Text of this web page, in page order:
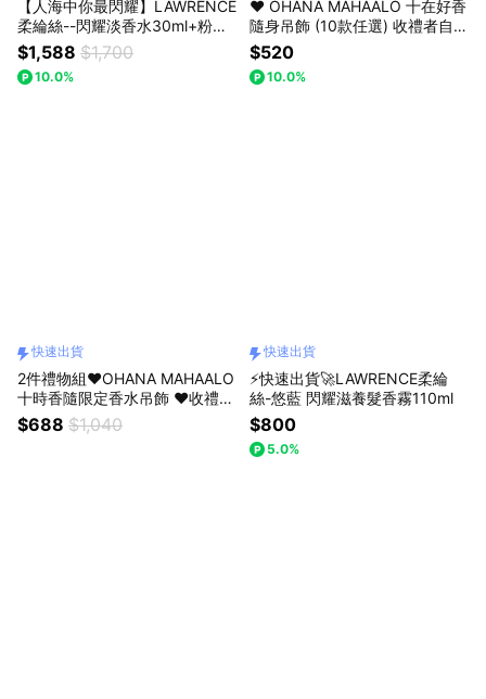
【人海中你最閃耀】LAWRENCE
柔綸絲--閃耀淡香水30ml+粉耀
眼亮肌精華110ml+粉紅禮物盒
(小) 🚀快速出貨
$1,588 $1,700
10.0%
❤️ OHANA MAHAALO 十在好香
隨身吊飾 (10款任選) 收禮者自選
款式 (快速出貨)
$520
10.0%
快速出貨
2件禮物組❤️OHANA MAHAALO
十時香隨限定香水吊飾 ❤️收禮者
$688 $1,040
快速出貨
⚡快速出貨🚀LAWRENCE柔綸
絲-悠藍 閃耀滋養髮香霧110ml
$800
5.0%